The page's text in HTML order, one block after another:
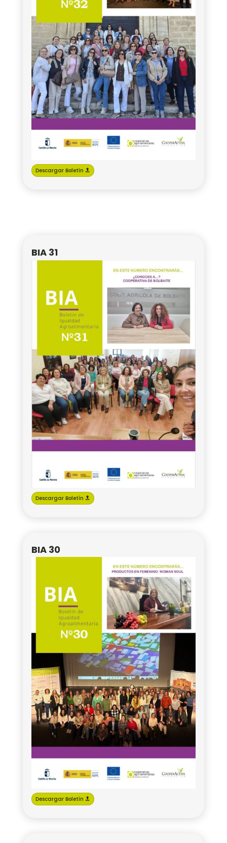
Descargar Boletín
BIA 31
Descargar Boletín
BIA 30
Descargar Boletín